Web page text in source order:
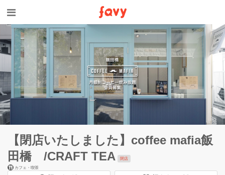
【閉店いたしました】coffee mafia飯
田橋 /CRAFT TEA
閉店
カフェ・喫茶